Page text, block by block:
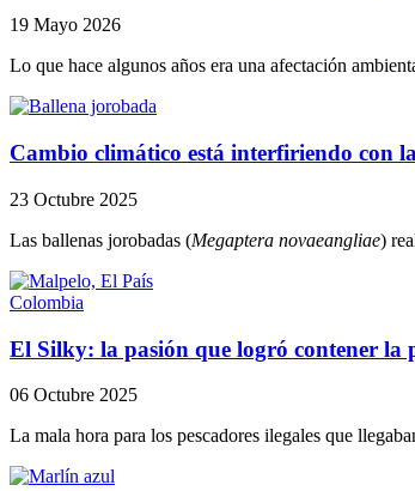
19 Mayo 2026
Lo que hace algunos años era una afectación
Cambio climático está interfiriendo con
23 Octubre 2025
Las ballenas jorobadas (Megaptera novaeangliae)
Colombia
El Silky: la pasión que logró contener la
06 Octubre 2025
La mala hora para los pescadores ilegales que